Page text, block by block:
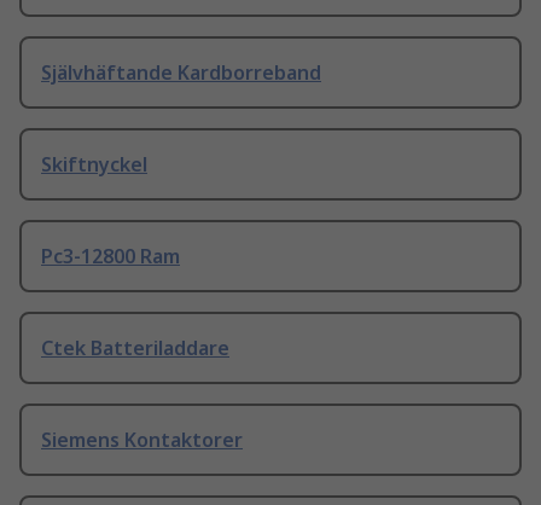
Självhäftande Kardborreband
Skiftnyckel
Pc3-12800 Ram
Ctek Batteriladdare
Siemens Kontaktorer